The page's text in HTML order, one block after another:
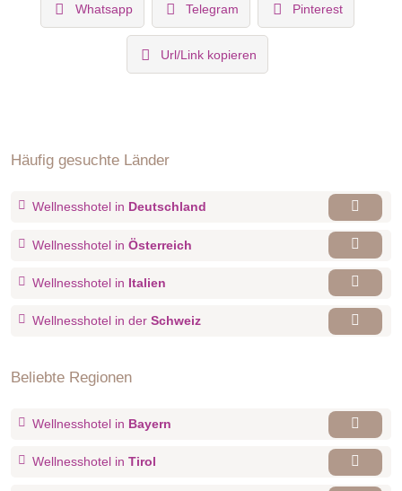
Whatsapp Telegram Pinterest
Url/Link kopieren
Häufig gesuchte Länder
Wellnesshotel in Deutschland
Wellnesshotel in Österreich
Wellnesshotel in Italien
Wellnesshotel in der Schweiz
Beliebte Regionen
Wellnesshotel in Bayern
Wellnesshotel in Tirol